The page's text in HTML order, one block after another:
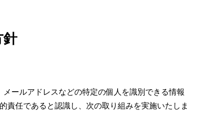
針
ールアドレスなどの特定の個人を識別できる情報
責任であると認識し、次の取り組みを実施いたしま